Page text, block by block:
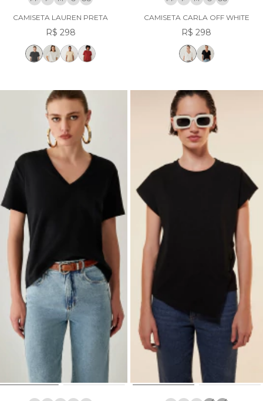
CAMISETA LAUREN PRETA
R$ 298
CAMISETA CARLA OFF WHITE
R$ 298